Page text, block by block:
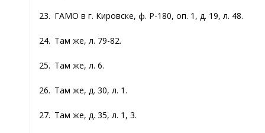
23. ГАМО в г. Кировске, ф. Р-180, оп. 1, д. 19, л. 48.
24. Там же, л. 79-82.
25. Там же, л. 6.
26. Там же, д. 30, л. 1.
27. Там же, д. 35, л. 1, 3.